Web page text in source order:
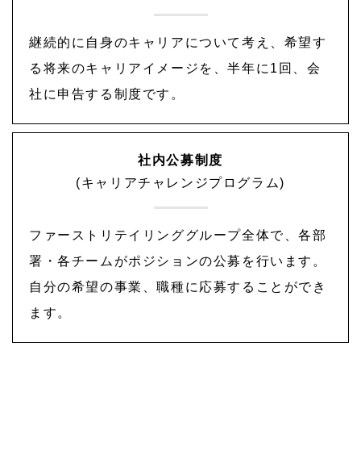
継続的に自身のキャリアについて考え、希望す
る将来のキャリアイメージを、半年に1回、会
社に申告する制度です。
社内公募制度
(キャリアチャレンジプログラム)
ファーストリテイリンググループ全体で、各部
署・各チームがポジションの公募を行います。
自分の希望の事業、職種に応募することができ
ます。